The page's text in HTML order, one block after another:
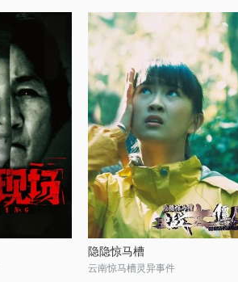
隐隐惊马槽
云南惊马槽灵异事件